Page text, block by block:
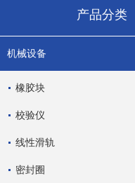
产品分类
机械设备
橡胶块
校验仪
线性滑轨
密封圈